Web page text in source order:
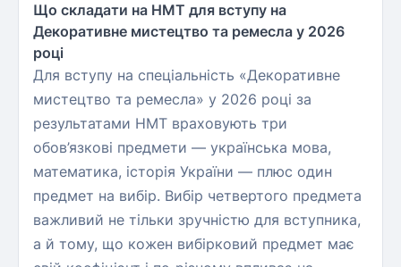
Що складати на НМТ для вступу на
Декоративне мистецтво та ремесла у 2026
році
Для вступу на спеціальність «Декоративне
мистецтво та ремесла» у 2026 році за
результатами НМТ враховують три
обов’язкові предмети — українська мова,
математика, історія України — плюс один
предмет на вибір. Вибір четвертого предмета
важливий не тільки зручністю для вступника,
а й тому, що кожен вибірковий предмет має